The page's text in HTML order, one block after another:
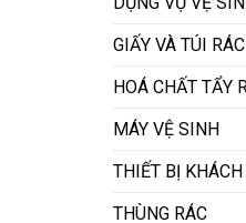
GIẤY VÀ TÚI RÁC
HOÁ CHẤT TẨY
MÁY VỆ SINH
THIẾT BỊ
THÙNG RÁC